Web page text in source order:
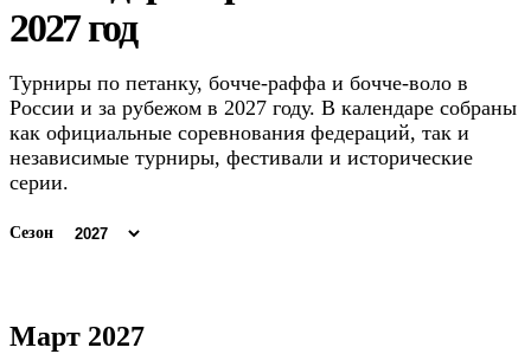
2027 год
Турниры по петанку, бочче-раффа и бочче-воло в
России и за рубежом в 2027 году. В календаре собраны
как официальные соревнования федераций, так и
независимые турниры, фестивали и исторические
серии.
Сезон
Март 2027